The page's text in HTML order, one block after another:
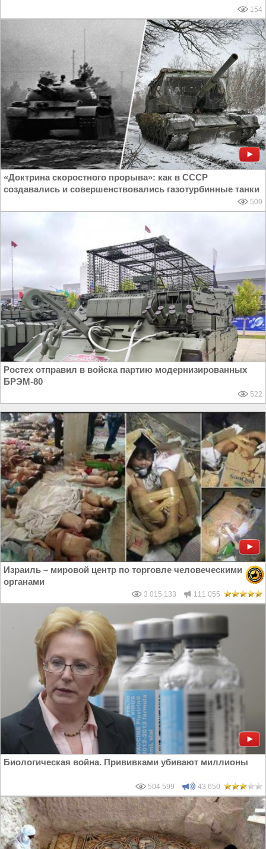
154
«Доктрина скоростного прорыва»: как в СССР
создавались и совершенствовались газотурбинные танки
509
Ростех отправил в войска партию модернизированных
БРЭМ-80
522
Израиль – мировой центр по торговле человеческими
органами
3 015 133 111 055
Биологическая война. Прививками убивают миллионы
504 599 43 650